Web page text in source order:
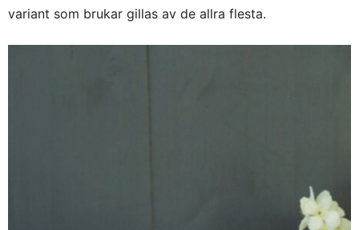
variant som brukar gillas av de allra flesta.